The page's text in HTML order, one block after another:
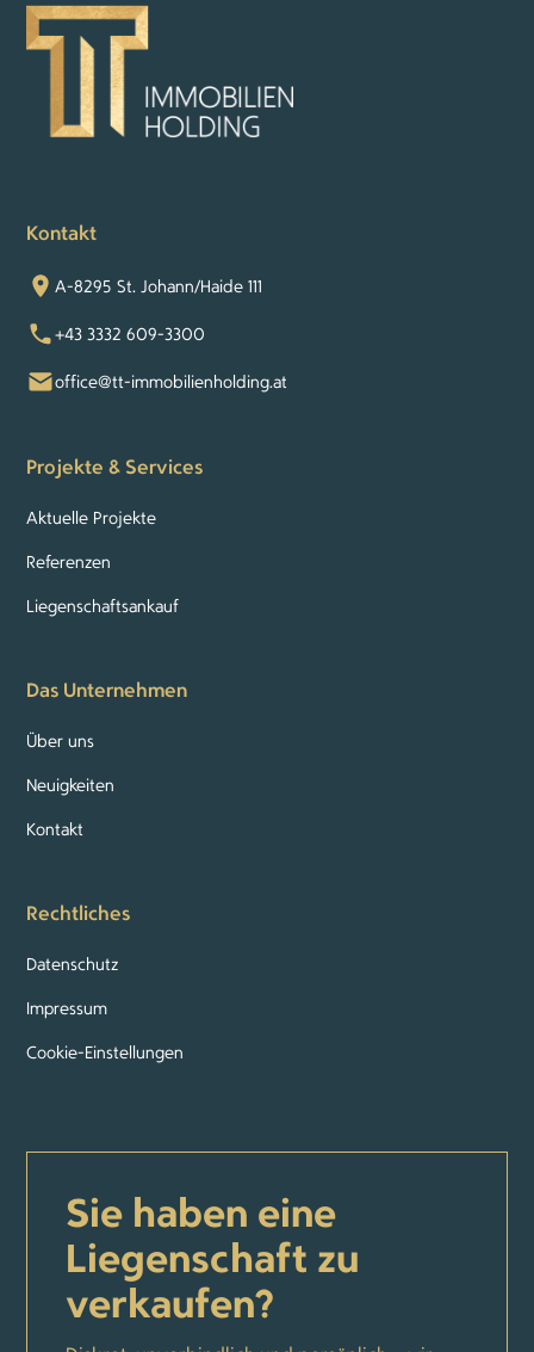
Kontakt
A-8295 St. Johann/Haide 111
+43 3332 609-3300
office@tt-immobilienholding.at
Projekte & Services
Aktuelle Projekte
Referenzen
Liegenschaftsankauf
Das Unternehmen
Über uns
Neuigkeiten
Kontakt
Rechtliches
Datenschutz
Impressum
Cookie-Einstellungen
Sie haben eine
Liegenschaft zu
verkaufen?